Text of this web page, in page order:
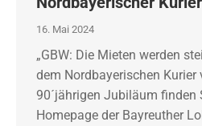
16. Mai 2024
„GBW: Die Mieten werden
dem Nordbayerischen
90´jährigen Jubiläum finden
Homepage der Bayreuther